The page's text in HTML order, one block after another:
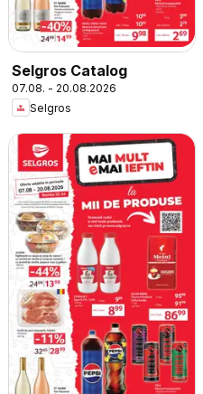
Selgros Catalog
07.08. - 20.08.2026
Selgros